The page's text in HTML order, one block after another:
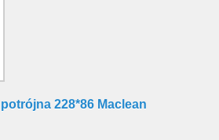
228*86 Maclean